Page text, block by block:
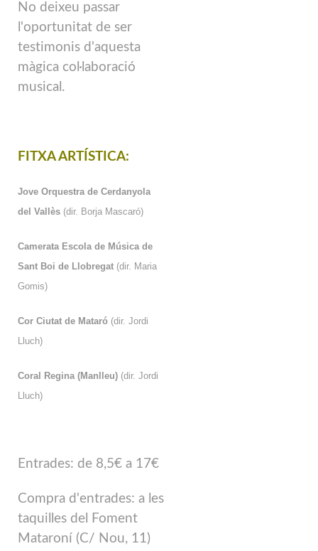
No deixeu passar
l'oportunitat de ser
testimonis d'aquesta
màgica col·laboració
musical.
FITXA ARTÍSTICA:
Jove Orquestra de Cerdanyola
del Vallès (dir. Borja Mascaró)
Camerata Escola de Música de
Sant Boi de Llobregat (dir. Maria
Gomis)
Cor Ciutat de Mataró (dir. Jordi
Lluch)
Coral Regina (Manlleu) (dir. Jordi
Lluch)
Entrades: de 8,5€ a 17€
Compra d'entrades: a les
taquilles del Foment
Mataroní (C/ Nou, 11)